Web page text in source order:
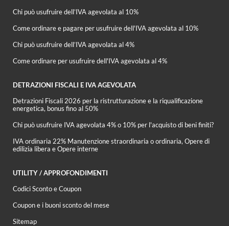
Chi può usufruire dell’IVA agevolata al 10%
Come ordinare e pagare per usufruire dell'IVA agevolata al 10%
Chi può usufruire dell’IVA agevolata al 4%
Come ordinare per usufruire dell'IVA agevolata al 4%
DETRAZIONI FISCALI E IVA AGEVOLATA
Detrazioni Fiscali 2026 per la ristrutturazione e la riqualificazione
energetica, bonus fino al 50%
Chi può usufruire IVA agevolata 4% o 10% per l'acquisto di beni finiti?
IVA ordinaria 22% Manutenzione straordinaria o ordinaria, Opere di
edilizia libera e Opere interne
UTILITY / APPROFONDIMENTI
Codici Sconto e Coupon
Coupon e i buoni sconto del mese
Sitemap